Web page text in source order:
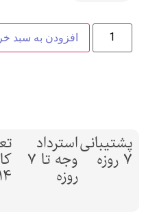
افزودن به سبد
پشتیبانی
7 روزه
استرداد
وجه تا 7
روزه 14